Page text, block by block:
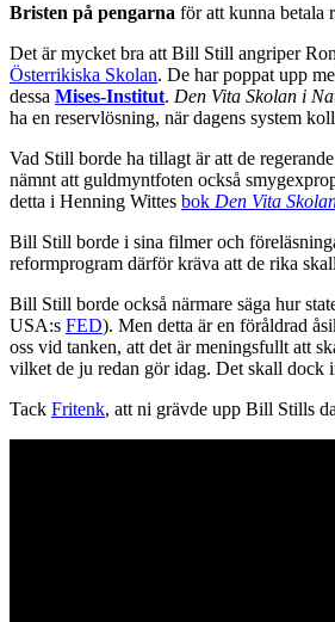
Bristen på pengarna för att kunna betala
Det är mycket bra att Bill Still angriper
Österrikiska Skolan. De har poppat upp
dessa Mises-Institut. Den Vita Skolan i
ha en reservlösning, när dagens system
Vad Still borde ha tillagt är att de
nämnt att guldmyntfoten också
detta i Henning Wittes bok Den Vita
Bill Still borde i sina filmer och
reformprogram därför kräva att de rika
Bill Still borde också närmare säga hur
USA:s FED). Men detta är en föråldrad
oss vid tanken, att det är meningsfullt att
vilket de ju redan gör idag. Det skall dock
Tack Fritenk, att ni grävde upp Bill Stills